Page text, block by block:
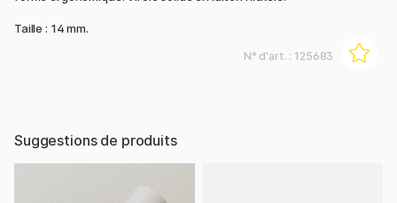
Taille : 14 mm.
N° d'art. : 125683
Suggestions de produits